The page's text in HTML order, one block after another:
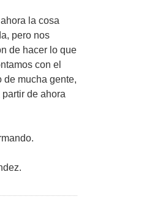
la cosa
pero nos
de hacer lo que
con el
de mucha gente,
de ahora